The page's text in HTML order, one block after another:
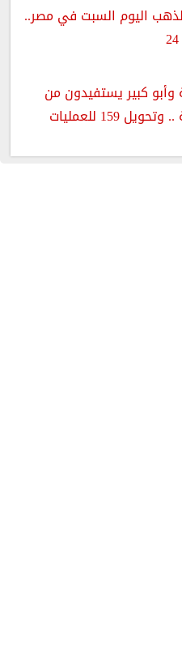
اليوم السبت في مصر..
وأبو كبير يستفيدون من
159 للعمليات